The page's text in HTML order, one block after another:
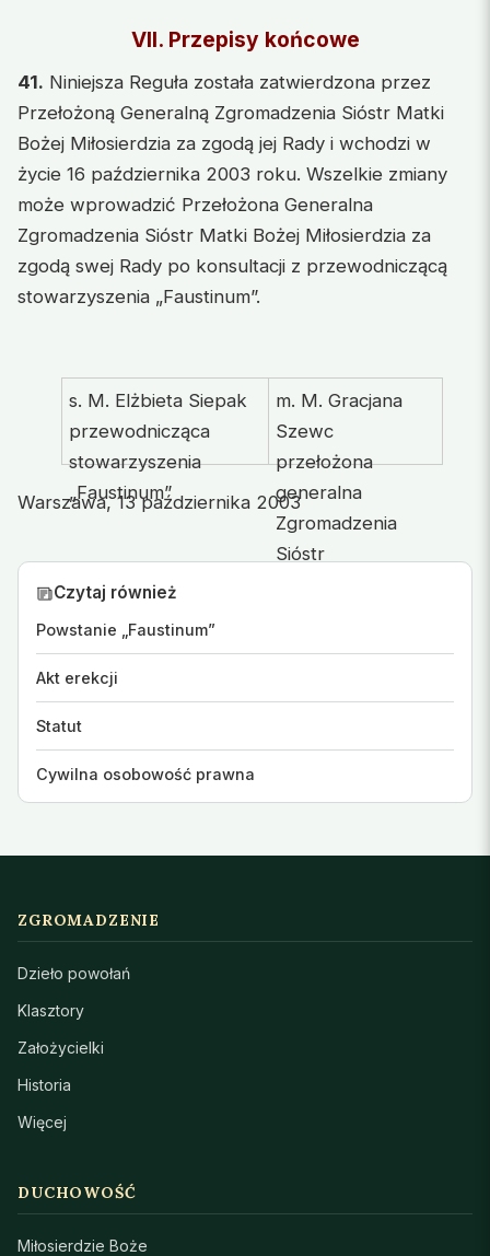
VII. Przepisy końcowe
41. Niniejsza Reguła została zatwierdzona przez
Przełożoną Generalną Zgromadzenia Sióstr Matki
Bożej Miłosierdzia za zgodą jej Rady i wchodzi w
życie 16 października 2003 roku. Wszelkie zmiany
może wprowadzić Przełożona Generalna
Zgromadzenia Sióstr Matki Bożej Miłosierdzia za
zgodą swej Rady po konsultacji z przewodniczącą
stowarzyszenia „Faustinum”.
s. M. Elżbieta Siepak
przewodnicząca
stowarzyszenia
„Faustinum”
m. M. Gracjana
Szewc
przełożona
generalna
Zgromadzenia
Sióstr
Warszawa, 13 października 2003
Czytaj również
Powstanie „Faustinum”
Akt erekcji
Statut
Cywilna osobowość prawna
ZGROMADZENIE
Dzieło powołań
Klasztory
Założycielki
Historia
Więcej
DUCHOWOŚĆ
Miłosierdzie Boże